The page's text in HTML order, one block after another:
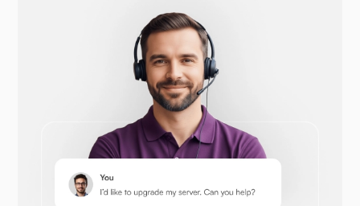
Opencart
Prestashop